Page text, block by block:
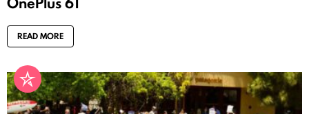
READ MORE